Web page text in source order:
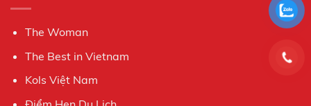
The Woman
The Best in Vietnam
Kols Việt Nam